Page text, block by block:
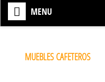
MENU
MUEBLES CAFETEROS